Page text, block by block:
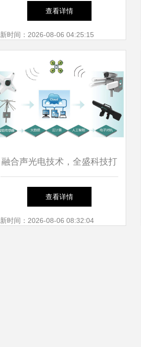
北斗星智享系列——智能影K
Soundbar与控制系统集成的
极致体验
查看详情
时间：2026-08-06 04:25:15
融合声光电技术，全盛科技打
造500米低空反无人机安防系
统
查看详情
时间：2026-08-06 08:32:04